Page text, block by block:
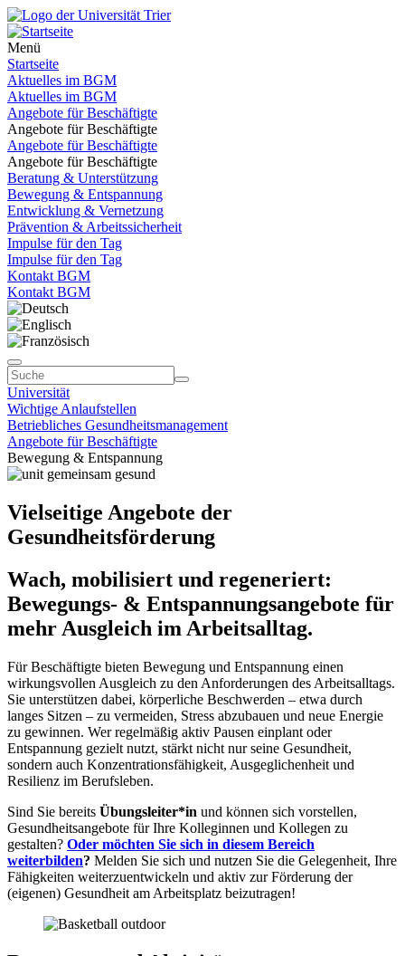
Menü
Startseite
Aktuelles im BGM
Aktuelles im BGM
Angebote für Beschäftigte
Angebote für Beschäftigte
Angebote für Beschäftigte
Angebote für Beschäftigte
Beratung & Unterstützung
Bewegung & Entspannung
Entwicklung & Vernetzung
Prävention & Arbeitssicherheit
Impulse für den Tag
Impulse für den Tag
Kontakt BGM
Kontakt BGM
Universität
Wichtige Anlaufstellen
Betriebliches Gesundheitsmanagement
Angebote für Beschäftigte
Bewegung & Entspannung
Vielseitige Angebote der
Gesundheitsförderung
Wach, mobilisiert und regeneriert:
Bewegungs- & Entspannungsangebote für
mehr Ausgleich im Arbeitsalltag.
Für Beschäftigte bieten Bewegung und Entspannung einen
wirkungsvollen Ausgleich zu den Anforderungen des Arbeitsalltags.
Sie unterstützen dabei, körperliche Beschwerden – etwa durch
langes Sitzen – zu vermeiden, Stress abzubauen und neue Energie
zu gewinnen. Wer regelmäßig aktiv Pausen einplant oder
Entspannung gezielt nutzt, stärkt nicht nur seine Gesundheit,
sondern auch Konzentrationsfähigkeit, Ausgeglichenheit und
Resilienz im Berufsleben.
Sind Sie bereits Übungsleiter*in und können sich vorstellen,
Gesundheitsangebote für Ihre Kolleginnen und Kollegen zu
gestalten? Oder möchten Sie sich in diesem Bereich
weiterbilden? Melden Sie sich und nutzen Sie die Gelegenheit, Ihre
Fähigkeiten weiterzuentwickeln und aktiv zur Förderung der
(eigenen) Gesundheit am Arbeitsplatz beizutragen!